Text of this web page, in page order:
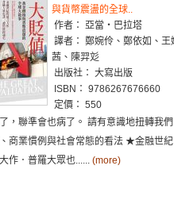
與貨幣震盪的全球..
作者： 亞當‧巴拉塔
譯者： 鄭婉伶、鄭依如、王
茜、陳羿彣
出版社： 大寫出版
ISBN： 9786267676660
定價： 550
，聯準會也病了。 請有意識地扭轉我們
商業慣例與社會常態的看法 ★金融世紀
作．普羅大眾也...... (more)